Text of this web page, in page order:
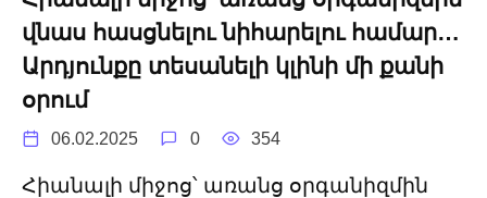
վնաս հասցնելու նիհարելու համար…
Արդյունքը տեսանելի կլինի մի քանի
օրում
06.02.2025 0 354
Հիանալի միջոց՝ առանց օրգանիզմին